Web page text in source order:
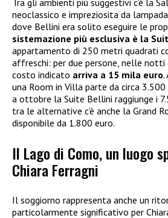
neoclassico e impreziosita da
dove Bellini era solito eseguire le
sistemazione più esclusiva è la
appartamento di 250 metri quadrati
affreschi: per due persone, nelle
costo indicato arriva a 15 mila euro.
una Room in Villa parte da circa
a ottobre la Suite Bellini raggiunge i
tra le alternative c’è anche la Grand
disponibile da 1.800 euro.
Il Lago di Como, un luogo
Chiara Ferragni
Il soggiorno rappresenta anche un
particolarmente significativo per